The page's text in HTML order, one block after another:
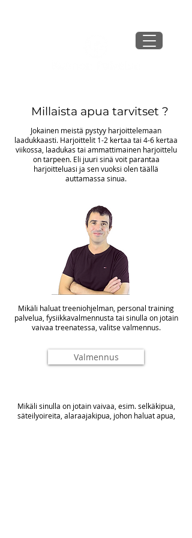
Millaista apua tarvitset ?
Jokainen meistä pystyy harjoittelemaan
laadukkaasti. Harjoittelit 1-2 kertaa tai 4-6 kertaa
viikossa, laadukas tai ammattimainen harjoittelu
on tarpeen. Eli juuri sinä voit parantaa
harjoitteluasi ja sen vuoksi olen täällä
auttamassa sinua.
Mikäli haluat treeniohjelman, personal training
palvelua, fysiikkavalmennusta tai sinulla on jotain
vaivaa treenatessa, valitse valmennus.
Valmennus
Mikäli sinulla on jotain vaivaa, esim. selkäkipua,
säteilyoireita, alaraajakipua, johon haluat apua,